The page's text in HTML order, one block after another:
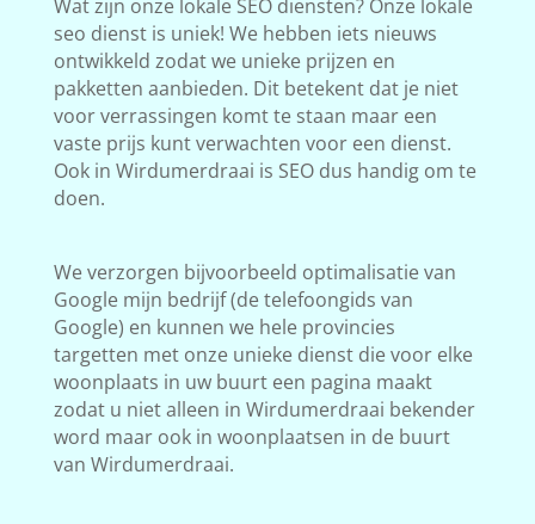
Wat zijn onze lokale SEO diensten? Onze lokale
seo dienst is uniek! We hebben iets nieuws
ontwikkeld zodat we unieke prijzen en
pakketten aanbieden. Dit betekent dat je niet
voor verrassingen komt te staan maar een
vaste prijs kunt verwachten voor een dienst.
Ook in Wirdumerdraai is SEO dus handig om te
doen.
We verzorgen bijvoorbeeld optimalisatie van
Google mijn bedrijf (de telefoongids van
Google) en kunnen we hele provincies
targetten met onze unieke dienst die voor elke
woonplaats in uw buurt een pagina maakt
zodat u niet alleen in Wirdumerdraai bekender
word maar ook in woonplaatsen in de buurt
van Wirdumerdraai.